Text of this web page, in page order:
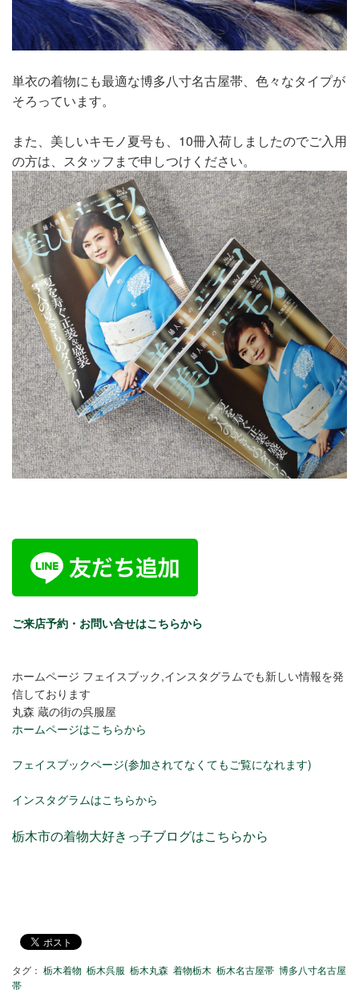
単衣の着物にも最適な博多八寸名古屋帯、色々なタイプが
そろっています。
また、美しいキモノ夏号も、10冊入荷しましたのでご入用
の方は、スタッフまで申しつけください。
ご来店予約・お問い合せはこちらから
ホームページ フェイスブック,インスタグラムでも新しい情報を発
信しております
丸森 蔵の街の呉服屋
ホームページはこちらから
フェイスブックページ(参加されてなくてもご覧になれます)
インスタグラムはこちらから
栃木市の着物大好きっ子ブログはこちらから
タグ： 栃木着物 栃木呉服 栃木丸森 着物栃木 栃木名古屋帯 博多八寸名古屋
帯